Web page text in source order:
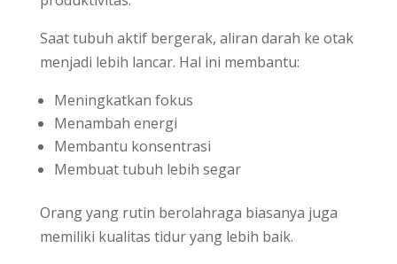
Saat tubuh aktif bergerak, aliran darah ke otak
menjadi lebih lancar. Hal ini membantu:
Meningkatkan fokus
Menambah energi
Membantu konsentrasi
Membuat tubuh lebih segar
Orang yang rutin berolahraga biasanya juga
memiliki kualitas tidur yang lebih baik.